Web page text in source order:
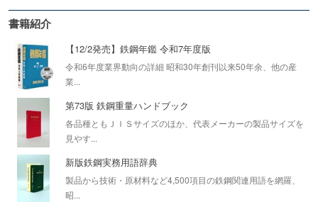
書籍紹介
【12/2発売】鉄鋼年鑑 令和7年度版
令和6年度業界動向の詳細 昭和30年創刊以来50年余、他の産
業...
第73版 鉄鋼重量ハンドブック
各品種ともＪＩＳサイズのほか、代表メーカーの製品サイズを
見やす...
新版鉄鋼実務用語辞典
製品から技術・原材料など4,500項目の鉄鋼関連用語を網羅、
昭...